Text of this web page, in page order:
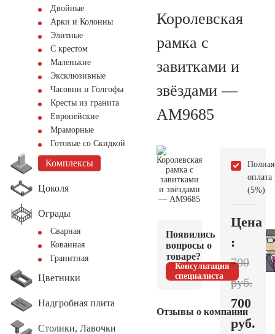
Двойные
Арки и Колонны
Элитные
С крестом
Маленькие
Эксклюзивные
Часовни и Голгофы
Кресты из гранита
Европейские
Мраморные
Готовые со Скидкой
Комплексы
Цоколя
Ограды
Сварная
Кованная
Гранитная
Цветники
Надгробная плита
Столики, Лавочки
Королевская
рамка с
завитками и
звёздами —
AM9685
Появились
вопросы о
товаре?
Консультация
специалиста
Отзывы о компании
Полная
оплата
(5%)
Цена
:
700
руб.
700
руб.